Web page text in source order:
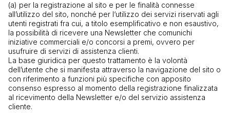
(a) per la registrazione al sito e per le finalità connesse
all’utilizzo del sito, nonché per l‘utilizzo dei servizi riservati agli
utenti registrati fra cui, a titolo esemplificativo e non esaustivo,
la possibilità di ricevere una Newsletter che comunichi
iniziative commerciali e/o concorsi a premi, ovvero per
usufruire di servizi di assistenza clienti.
La base giuridica per questo trattamento è la volontà
dell’utente che si manifesta attraverso la navigazione del sito o
con riferimento a funzioni più specifiche con apposito
consenso espresso al momento della registrazione finalizzata
al ricevimento della Newsletter e/o del servizio assistenza
cliente.